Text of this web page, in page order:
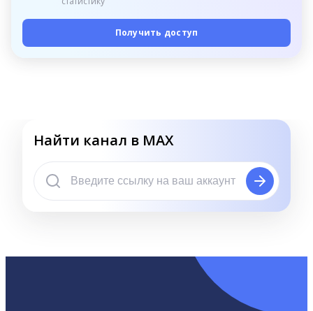
Получить доступ
Найти канал в MAX